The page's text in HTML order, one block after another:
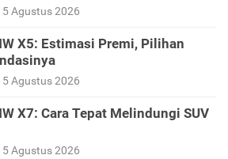
5 Agustus 2026
X5: Estimasi Premi, Pilihan
5 Agustus 2026
X7: Cara Tepat Melindungi SUV
5 Agustus 2026